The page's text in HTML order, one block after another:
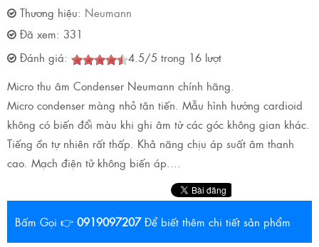
Thương hiệu: Neumann
Đã xem: 331
Đánh giá:
4.5/5 trong 16 lượt
Micro thu âm Condenser Neumann chính hãng.
Micro condenser màng nhỏ tân tiến. Mẫu hình hướng cardioid
không có biến đổi màu khi ghi âm từ các góc không gian khác.
Tiếng ồn tự nhiên rất thấp. Khả năng chịu áp suất âm thanh
cao. Mạch điện tử không biến áp....
Bấm Gọi 👉 0919097207 Để biết thêm chi tiết sản phẩm